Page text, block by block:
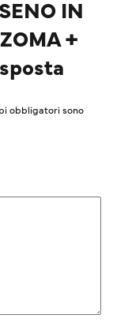
IN
+
obbligatori sono